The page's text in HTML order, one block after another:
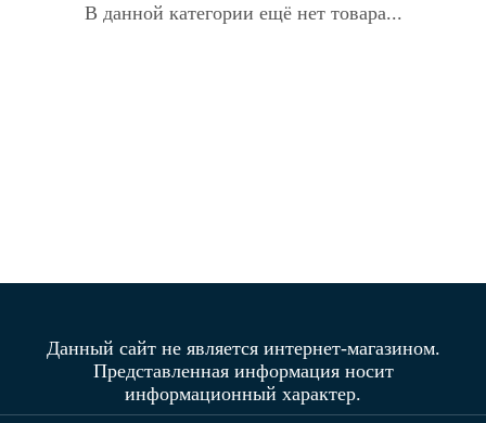
В данной категории ещё нет товара...
Данный сайт не является интернет-магазином.
Представленная информация носит
информационный характер.